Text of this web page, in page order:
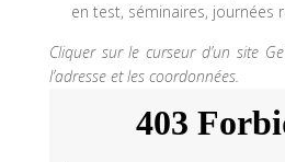
en test, séminaires, journées
Cliquer sur le curseur d’un site
l’adresse et les coordonnées.